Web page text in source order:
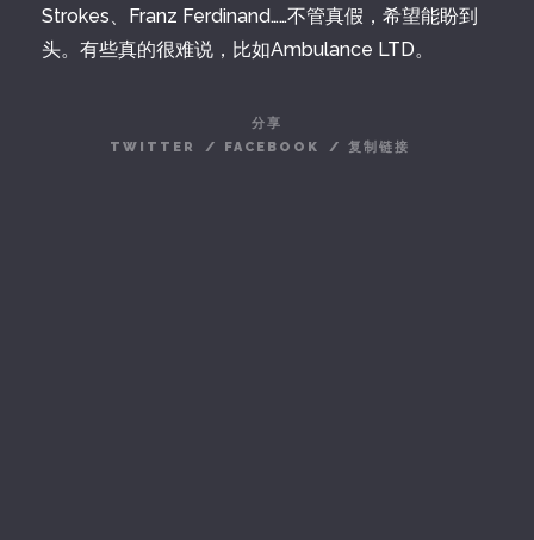
Strokes、Franz Ferdinand……不管真假，希望能盼到
头。有些真的很难说，比如Ambulance LTD。
分享
TWITTER
/ FACEBOOK / 复制链接